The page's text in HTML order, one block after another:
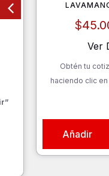
$
Ver
Obtén tu
haciendo clic
Añadir